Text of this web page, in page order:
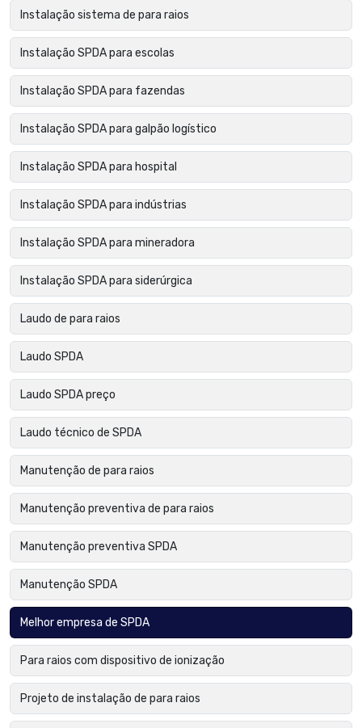
Instalação sistema de para raios
Instalação SPDA para escolas
Instalação SPDA para fazendas
Instalação SPDA para galpão logístico
Instalação SPDA para hospital
Instalação SPDA para indústrias
Instalação SPDA para mineradora
Instalação SPDA para siderúrgica
Laudo de para raios
Laudo SPDA
Laudo SPDA preço
Laudo técnico de SPDA
Manutenção de para raios
Manutenção preventiva de para raios
Manutenção preventiva SPDA
Manutenção SPDA
Melhor empresa de SPDA
Para raios com dispositivo de ionização
Projeto de instalação de para raios